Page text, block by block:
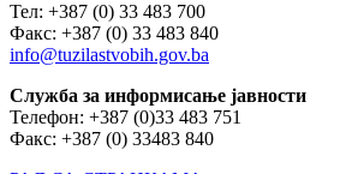
Тел: +387 (0) 33 483 700
Факс: +387 (0) 33 483 840
info@tuzilastvobih.gov.ba
Служба за информисање јавности
Телефон: +387 (0)33 483 751
Факс: +387 (0) 33483 840